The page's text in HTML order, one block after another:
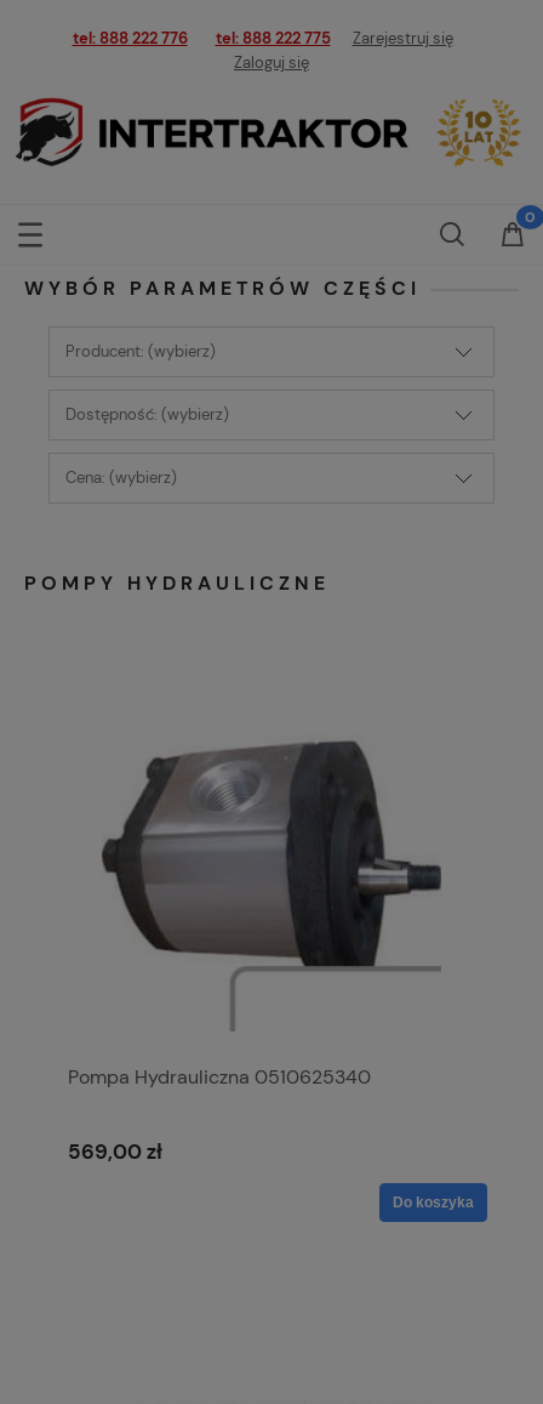
tel: 888 222 776 tel: 888 222 775
Zarejestruj się
Zaloguj się
WYBÓR PARAMETRÓW CZĘŚCI
Producent: (wybierz)
Dostępność: (wybierz)
Cena: (wybierz)
POMPY HYDRAULICZNE
Pompa Hydrauliczna 0510625340
569,00 zł
Do koszyka